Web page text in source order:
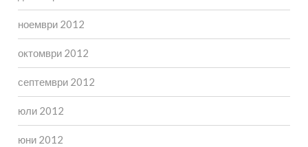
ноември 2012
октомври 2012
септември 2012
юли 2012
юни 2012